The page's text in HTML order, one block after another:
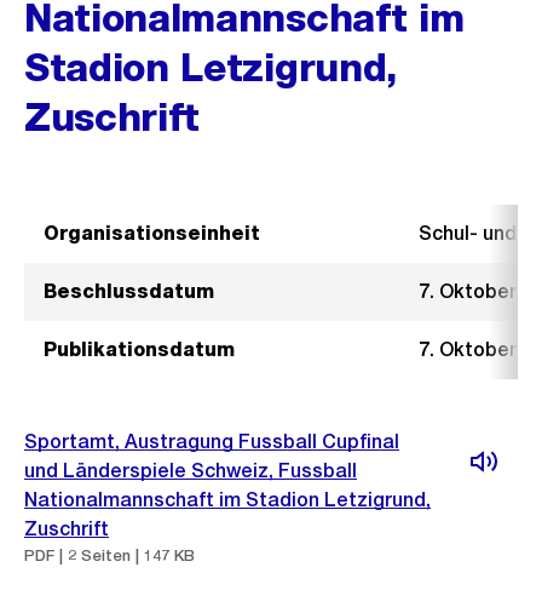
Nationalmannschaft im
Stadion Letzigrund,
Zuschrift
Organisationseinheit Schul- und
Beschlussdatum 7. Oktober
Publikationsdatum 7. Oktober
Sportamt, Austragung Fussball Cupfinal
und Länderspiele Schweiz, Fussball
Nationalmannschaft im Stadion Letzigrund,
Zuschrift
PDF | 2 Seiten | 147 KB